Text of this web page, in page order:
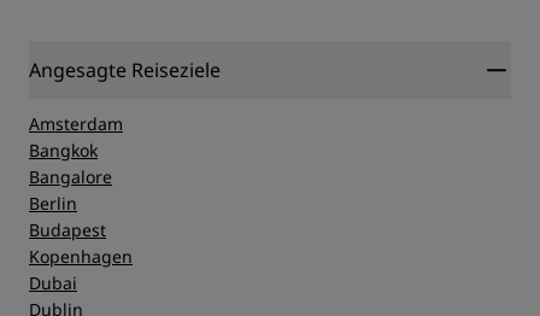
Angesagte Reiseziele
Amsterdam
Bangkok
Bangalore
Berlin
Budapest
Kopenhagen
Dubai
Dublin